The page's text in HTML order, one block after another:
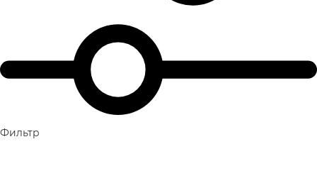
Фильтр